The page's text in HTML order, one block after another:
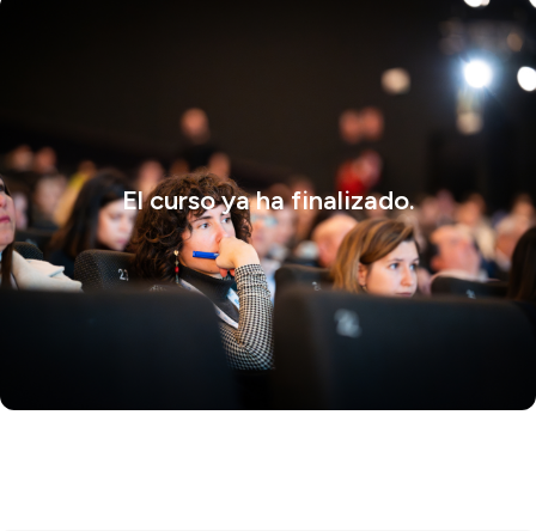
El curso ya ha finalizado.